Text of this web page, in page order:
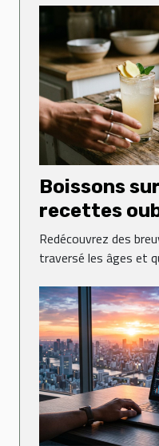
Boissons
recettes
grand
Redécouvrez des
traversé les âges et